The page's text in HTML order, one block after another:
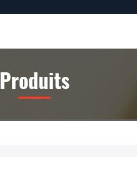
Produits